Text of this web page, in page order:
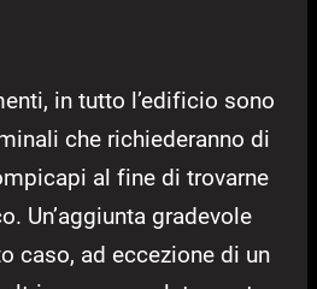
in tutto l’edificio sono
che richiederanno di
al fine di trovarne
Un’aggiunta gradevole
caso, ad eccezione di un